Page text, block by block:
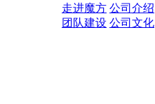
走进魔方 公司介绍
团队建设 公司文化